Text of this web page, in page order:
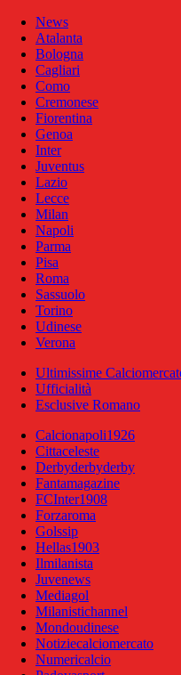
News
Atalanta
Bologna
Cagliari
Como
Cremonese
Fiorentina
Genoa
Inter
Juventus
Lazio
Lecce
Milan
Napoli
Parma
Pisa
Roma
Sassuolo
Torino
Udinese
Verona
Ultimissime
Ufficialità
Esclusive Romano
Calcionapoli1926
Cittaceleste
Derbyderbyderby
Fantamagazine
FCInter1908
Forzaroma
Golssip
Hellas1903
Ilmilanista
Juvenews
Mediagol
Milanistichannel
Mondoudinese
Notiziecalciomercato
Numericalcio